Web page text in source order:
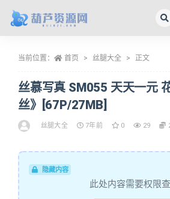
当前位置： 首页 丝腿大全 正文
丝慕写真 SM055 天天一元
丝》[67P/27MB]
丝腿大全 7年前 0 29
隐藏内容
此处内容需要权限